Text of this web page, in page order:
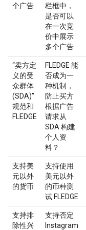
个广告
栏框中，
是否可以
在一次竞
价中展示
多个广告
“卖方定
义的受
众群体
(SDA)”
规范和
FLEDGE
FLEDGE 能
否成为一
种机制，
防止买方
根据广告
请求从
SDA 构建
个人资
料？
支持美
元以外
的货币
支持使用
美元以外
的币种测
试 FLEDGE
支持排
除性兴
支持否定
Instagram